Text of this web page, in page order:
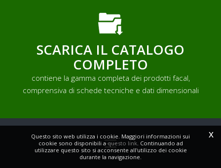
SCARICA IL CATALOGO
COMPLETO
contiene la gamma completa dei prodotti facal,
comprensiva di schede tecniche e dati dimensionali
x
Questo sito web utilizza i cookie. Maggiori informazioni sui
cookie sono disponibili a questo link. Continuando ad
utilizzare questo sito si acconsente all'utilizzo dei cookie
durante la navigazione.